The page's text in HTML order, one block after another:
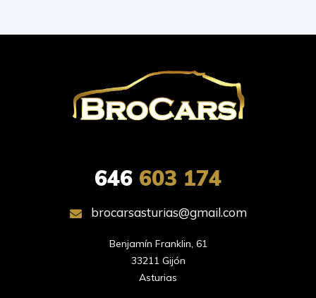
646 603 174
brocarsasturias@gmail.com
Benjamín Franklin, 61
33211 Gijón
Asturias